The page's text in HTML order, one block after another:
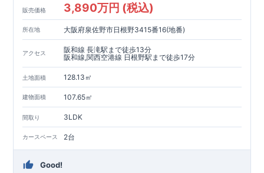
販売価格 3,890万円 (税込)
所在地 大阪府泉佐野市日根野3415番16(地番)
アクセス
阪和線 長滝駅まで徒歩13分
阪和線,関西空港線 日根野駅まで徒歩17分
土地面積 128.13㎡
建物面積 107.65㎡
間取り 3LDK
カースペース 2台
Good!